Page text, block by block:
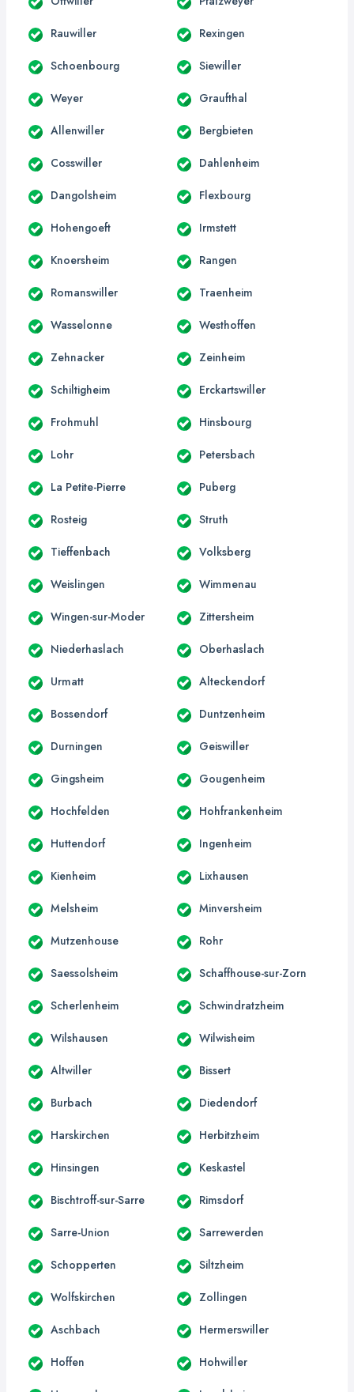
Rauwiller Rexingen
Schoenbourg Siewiller
Weyer Graufthal
Allenwiller Bergbieten
Cosswiller Dahlenheim
Dangolsheim Flexbourg
Hohengoeft Irmstett
Knoersheim Rangen
Romanswiller Traenheim
Wasselonne Westhoffen
Zehnacker Zeinheim
Schiltigheim Erckartswiller
Frohmuhl Hinsbourg
Lohr Petersbach
La Petite-Pierre Puberg
Rosteig Struth
Tieffenbach Volksberg
Weislingen Wimmenau
Wingen-sur-Moder Zittersheim
Niederhaslach Oberhaslach
Urmatt Alteckendorf
Bossendorf Duntzenheim
Durningen Geiswiller
Gingsheim Gougenheim
Hochfelden Hohfrankenheim
Huttendorf Ingenheim
Kienheim Lixhausen
Melsheim Minversheim
Mutzenhouse Rohr
Saessolsheim Schaffhouse-sur-Zorn
Scherlenheim Schwindratzheim
Wilshausen Wilwisheim
Altwiller Bissert
Burbach Diedendorf
Harskirchen Herbitzheim
Hinsingen Keskastel
Bischtroff-sur-Sarre Rimsdorf
Sarre-Union Sarrewerden
Schopperten Siltzheim
Wolfskirchen Zollingen
Aschbach Hermerswiller
Hoffen Hohwiller